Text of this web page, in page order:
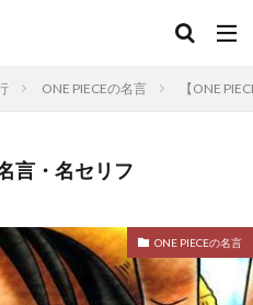
ONE PIECEの名言 【ONE
言・名セリフ
ONE PIECEの名言